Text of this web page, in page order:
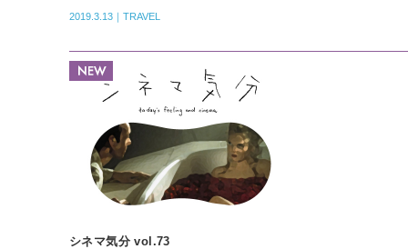
2019.3.13｜TRAVEL
シネマ気分 vol.73